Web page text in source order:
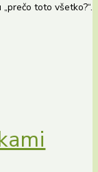
toto všetko?“.